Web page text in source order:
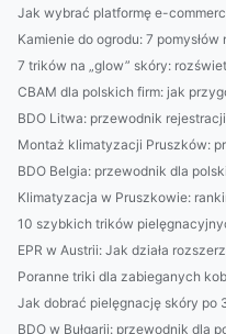
Jak wybrać platformę e-
Kamienie do ogrodu: 7
7 trików na „glow” skóry:
CBAM dla polskich firm: jak
BDO Litwa: przewodnik
Montaż klimatyzacji Pruszków:
BDO Belgia: przewodnik dla
Klimatyzacja w Pruszkowie:
10 szybkich trików
EPR w Austrii: Jak działa
Poranne triki dla zabieganych
Jak dobrać pielęgnację skóry po
BDO w Bułgarii: przewodnik dla